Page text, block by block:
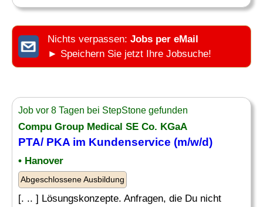
Nichts verpassen: Jobs per eMail
► Speichern Sie jetzt Ihre Jobsuche!
Job vor 8 Tagen bei StepStone gefunden
Compu Group Medical SE Co. KGaA
PTA/ PKA im Kundenservice (m/w/d)
• Hanover
Abgeschlossene Ausbildung
[. .. ] Lösungskonzepte. Anfragen, die Du nicht